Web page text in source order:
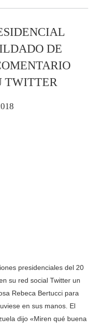
DE
TWITTER
presidenciales del 20
su red social Twitter un
Rebeca Bertucci para
en sus manos. El
dijo «Miren qué buena